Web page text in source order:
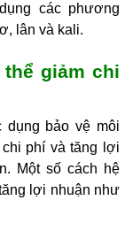
các phương
lân và kali.
giảm chi
dụng bảo vệ môi
phí và tăng lợi
Một số cách hệ
lợi nhuận như